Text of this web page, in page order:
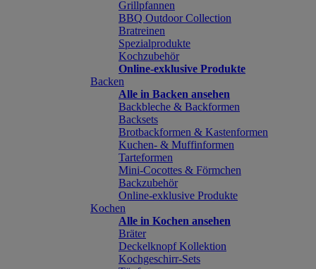
Grillpfannen
BBQ Outdoor Collection
Bratreinen
Spezialprodukte
Kochzubehör
Online-exklusive Produkte
Backen
Alle in Backen ansehen
Backbleche & Backformen
Backsets
Brotbackformen & Kastenformen
Kuchen- & Muffinformen
Tarteformen
Mini-Cocottes & Förmchen
Backzubehör
Online-exklusive Produkte
Kochen
Alle in Kochen ansehen
Bräter
Deckelknopf Kollektion
Kochgeschirr-Sets